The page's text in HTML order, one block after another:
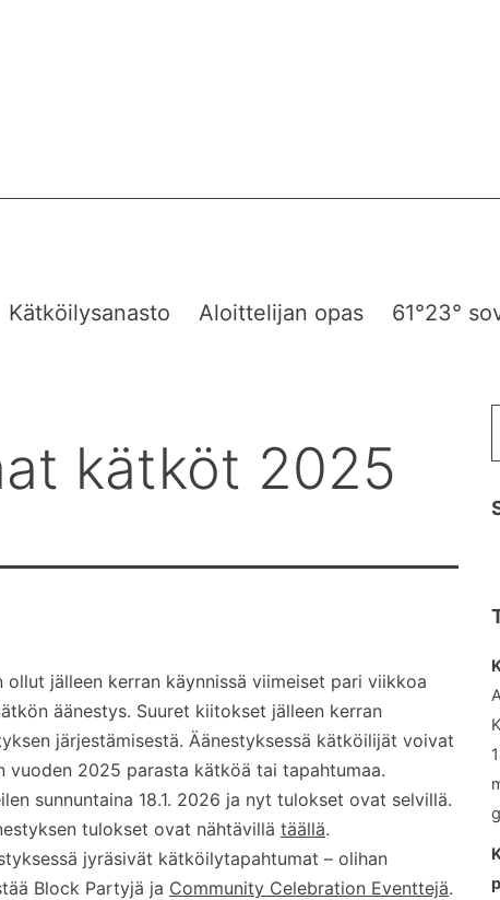
Kätköilysanasto Aloittelijan opas 61°23°
kätköt 2025
ollut jälleen kerran käynnissä viimeiset pari viikkoa
äänestys. Suuret kiitokset jälleen kerran
järjestämisestä. Äänestyksessä kätköilijät voivat
vuoden 2025 parasta kätköä tai tapahtumaa.
sunnuntaina 18.1. 2026 ja nyt tulokset ovat selvillä.
tulokset ovat nähtävillä täällä.
jyräsivät kätköilytapahtumat – olihan
Block Partyjä ja Community Celebration Eventtejä.